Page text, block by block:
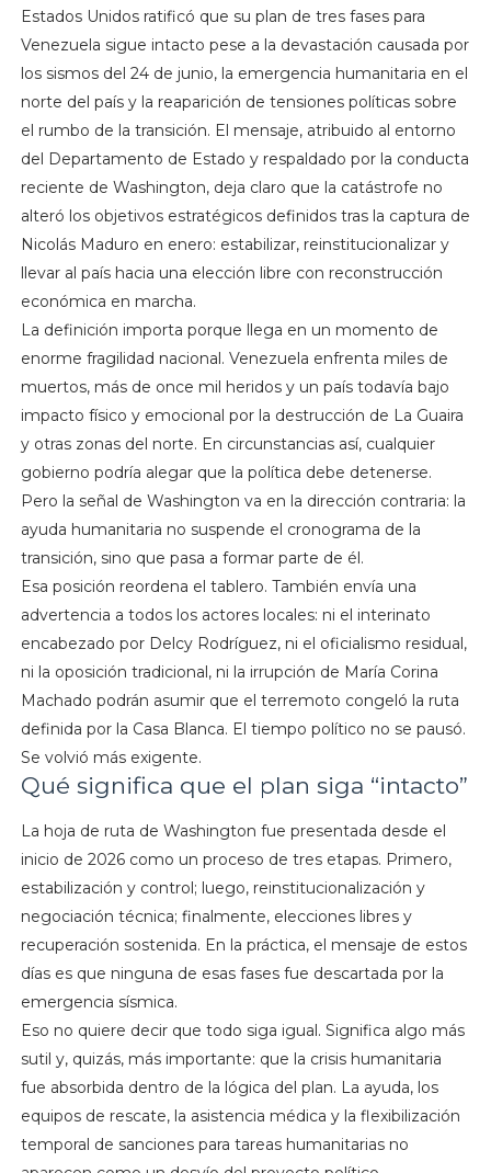
Estados Unidos ratificó que su plan de tres fases para
Venezuela sigue intacto pese a la devastación causada por
los sismos del 24 de junio, la emergencia humanitaria en el
norte del país y la reaparición de tensiones políticas sobre
el rumbo de la transición. El mensaje, atribuido al entorno
del Departamento de Estado y respaldado por la conducta
reciente de Washington, deja claro que la catástrofe no
alteró los objetivos estratégicos definidos tras la captura de
Nicolás Maduro en enero: estabilizar, reinstitucionalizar y
llevar al país hacia una elección libre con reconstrucción
económica en marcha.
La definición importa porque llega en un momento de
enorme fragilidad nacional. Venezuela enfrenta miles de
muertos, más de once mil heridos y un país todavía bajo
impacto físico y emocional por la destrucción de La Guaira
y otras zonas del norte. En circunstancias así, cualquier
gobierno podría alegar que la política debe detenerse.
Pero la señal de Washington va en la dirección contraria: la
ayuda humanitaria no suspende el cronograma de la
transición, sino que pasa a formar parte de él.
Esa posición reordena el tablero. También envía una
advertencia a todos los actores locales: ni el interinato
encabezado por Delcy Rodríguez, ni el oficialismo residual,
ni la oposición tradicional, ni la irrupción de María Corina
Machado podrán asumir que el terremoto congeló la ruta
definida por la Casa Blanca. El tiempo político no se pausó.
Se volvió más exigente.
Qué significa que el plan siga “intacto”
La hoja de ruta de Washington fue presentada desde el
inicio de 2026 como un proceso de tres etapas. Primero,
estabilización y control; luego, reinstitucionalización y
negociación técnica; finalmente, elecciones libres y
recuperación sostenida. En la práctica, el mensaje de estos
días es que ninguna de esas fases fue descartada por la
emergencia sísmica.
Eso no quiere decir que todo siga igual. Significa algo más
sutil y, quizás, más importante: que la crisis humanitaria
fue absorbida dentro de la lógica del plan. La ayuda, los
equipos de rescate, la asistencia médica y la flexibilización
temporal de sanciones para tareas humanitarias no